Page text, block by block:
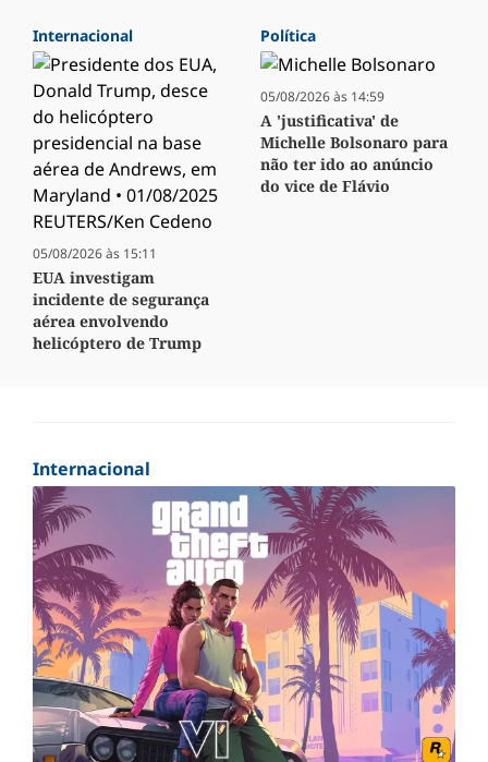
Internacional
05/08/2026 às 15:11
EUA investigam
incidente de segurança
aérea envolvendo
helicóptero de Trump
Política
05/08/2026 às 14:59
A 'justificativa' de
Michelle Bolsonaro para
não ter ido ao anúncio
do vice de Flávio
Internacional